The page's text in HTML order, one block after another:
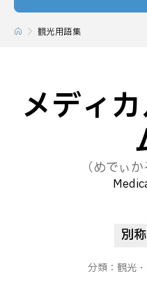
観光用語集
メディ
（めでぃ
別称
分類： 観光